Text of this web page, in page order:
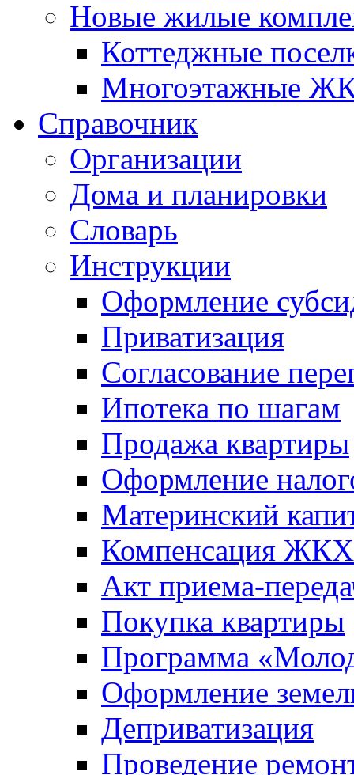
Новые жилые
Коттеджные
Многоэтажные
Справочник
Организации
Дома и планировки
Словарь
Инструкции
Оформление
Приватизация
Согласование
Ипотека по шагам
Продажа квартиры
Оформление
Материнский
Компенсация ЖКХ
Акт приема-
Покупка квартиры
Программа
Оформление
Деприватизация
Проведение